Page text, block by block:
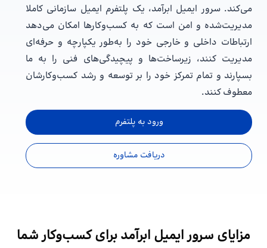
می‌کند. سرور ایمیل ابرآمد، یک پلتفرم ایمیل سازمانی کاملا
مدیریت‌شده و امن است که به کسب‌وکارها امکان می‌دهد
ارتباطات داخلی و خارجی خود را به‌طور یکپارچه و حرفه‌ای
مدیریت کنند، زیرساخت‌ها و پیچیدگی‌های فنی را به ما
بسپارند و تمام تمرکز خود را بر توسعه و رشد کسب‌وکارشان
معطوف کنند.
ورود به پلتفرم
دریافت مشاوره
مزایای سرور ایمیل ابرآمد برای کسب‌وکار شما